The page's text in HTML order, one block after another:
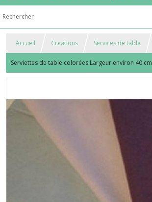
Accueil Creations Services de table
Serviettes de table colorées Largeur environ 40 cm